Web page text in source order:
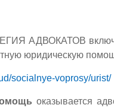
АДВОКАТОВ
юридическую
socialnye-voprosy/urist/
оказывается